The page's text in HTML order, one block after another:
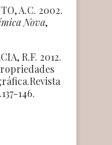
A.C. 2002.
Nova,
R.F. 2012.
146.